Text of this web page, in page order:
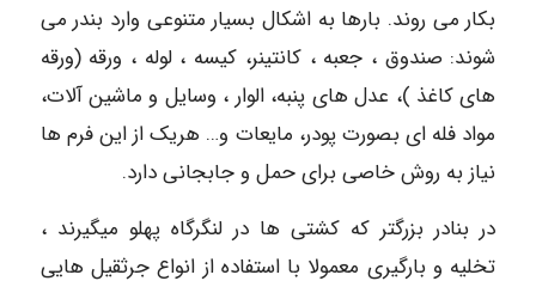
بکار می روند. بارها به اشکال بسیار متنوعی وارد بندر می
شوند: صندوق ، جعبه ، کانتینر، کیسه ، لوله ، ورقه (ورقه
های کاغذ )، عدل های پنبه، الوار ، وسایل و ماشین آلات،
مواد فله ای بصورت پودر، مایعات و… هریک از این فرم ها
نیاز به روش خاصی برای حمل و جابجانی دارد.
در بنادر بزرگتر که کشتی ها در لنگرگاه پهلو میگیرند ،
تخلیه و بارگیری معمولا با استفاده از انواع جرثقیل هایی